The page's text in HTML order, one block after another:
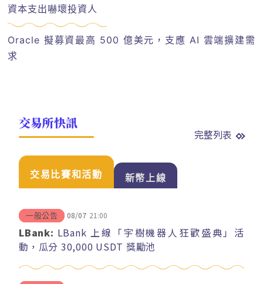
資本支出嚇壞投資人
Oracle 擬募資最高 500 億美元，支應 AI 雲端擴建需
求
交易所快訊
完整列表
交易比賽和活動 新幣上線
一般公告 08/07 21:00
LBank: LBank 上線「宇樹機器人狂歡盛典」活
動，瓜分 30,000 USDT 獎勵池